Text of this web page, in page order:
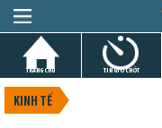
TRANG CHỦ TIN GIỜ CHÓT
KINH TẾ